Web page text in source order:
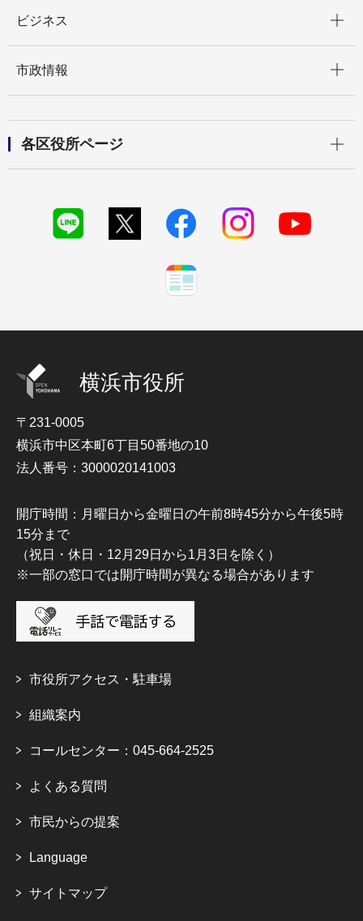
ビジネス
市政情報
各区役所ページ
横浜市役所
〒231-0005
横浜市中区本町6丁目50番地の10
法人番号：3000020141003
開庁時間：月曜日から金曜日の午前8時45分から午後5時
15分まで
（祝日・休日・12月29日から1月3日を除く）
※一部の窓口では開庁時間が異なる場合があります
市役所アクセス・駐車場
組織案内
コールセンター：045-664-2525
よくある質問
市民からの提案
Language
サイトマップ